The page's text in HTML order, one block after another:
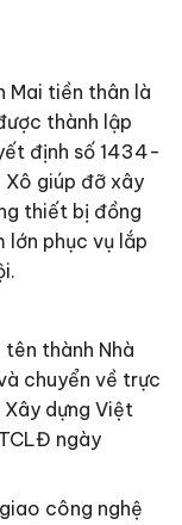
Mai tiền thân là
thành lập
định số 1434-
Xô giúp đỡ xây
thiết bị đồng
lớn phục vụ lắp
thành Nhà
chuyển về trực
dựng Việt
ngày
công nghệ